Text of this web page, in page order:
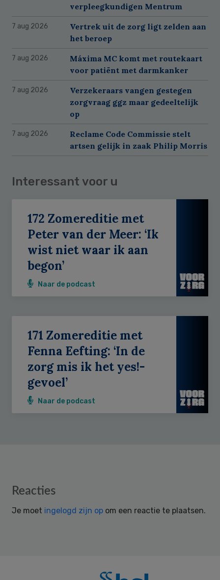
verpleegkundigen Mentrum
7 aug 2026
Vertrek uit de zorg ligt zelden aan
het beroep
7 aug 2026
Máxima MC komt met routekaart
voor patiënt met darmkanker
7 aug 2026
Verzekeraars vangen gestegen
zorgvraag ggz maar gedeeltelijk
op
7 aug 2026
Reclame Code Commissie stelt
artsen gelijk in zaak Philip Morris
Interessant voor u
172 Zomereditie met
Peter van der Meer: ‘Ik
wist niet waar ik aan
begon’
Naar de podcast
171 Zomereditie met
Fenna Eefting: ‘In de
zorg mis ik het yes!-
gevoel’
Naar de podcast
Reader
Reacties
Je moet ingelogd zijn op om een reactie te plaatsen.